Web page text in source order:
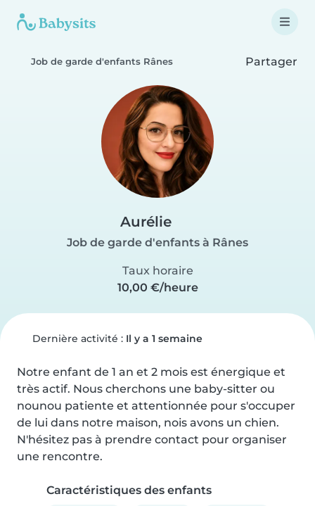
Job de garde d'enfants Rânes Partager
Aurélie
Job de garde d'enfants à Rânes
Taux horaire
10,00 €/heure
Dernière activité : Il y a 1 semaine
Notre enfant de 1 an et 2 mois est énergique et
très actif. Nous cherchons une baby-sitter ou
nounou patiente et attentionnée pour s'occuper
de lui dans notre maison, nois avons un chien.
N'hésitez pas à prendre contact pour organiser
une rencontre.
Caractéristiques des enfants